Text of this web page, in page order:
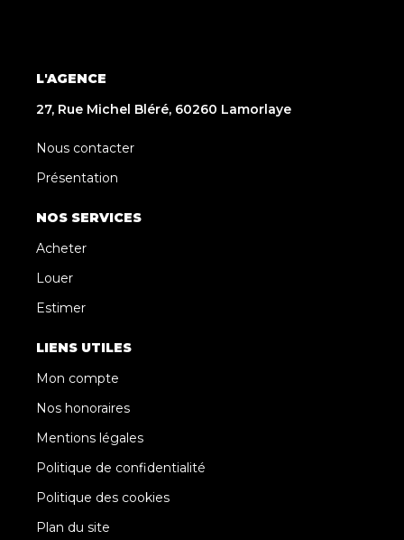
L'AGENCE
27, Rue Michel Bléré, 60260 Lamorlaye
Nous contacter
Présentation
NOS SERVICES
Acheter
Louer
Estimer
LIENS UTILES
Mon compte
Nos honoraires
Mentions légales
Politique de confidentialité
Politique des cookies
Plan du site